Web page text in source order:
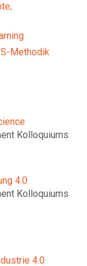
Methodik
Kolloquiums
4.0
Kolloquiums
4.0